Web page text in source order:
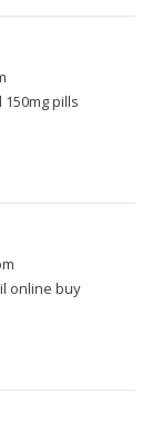
pills
online buy